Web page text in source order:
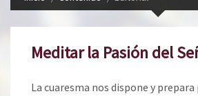
Meditar la Pasión del
La cuaresma nos dispone y